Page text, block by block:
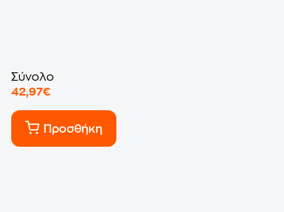
Σύνολο
42,97€
Προσθήκη